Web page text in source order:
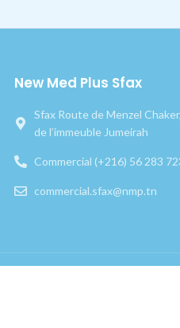
New Med Plus Sfax
Sfax Route de Menzel
de l’immeuble Jumeirah
Commercial (+216) 56 283
commercial.sfax@nmp.tn